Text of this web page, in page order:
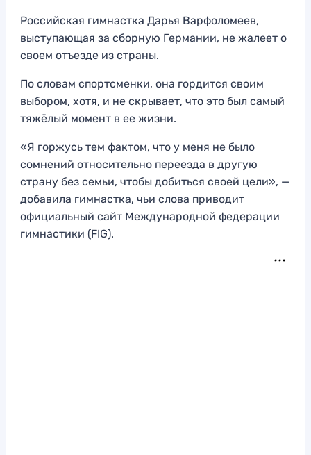
Российская гимнастка Дарья Варфоломеев,
выступающая за сборную Германии, не жалеет о
своем отъезде из страны.
По словам спортсменки, она гордится своим
выбором, хотя, и не скрывает, что это был самый
тяжёлый момент в ее жизни.
«Я горжусь тем фактом, что у меня не было
сомнений относительно переезда в другую
страну без семьи, чтобы добиться своей цели», —
добавила гимнастка, чьи слова приводит
официальный сайт Международной федерации
гимнастики (FIG).